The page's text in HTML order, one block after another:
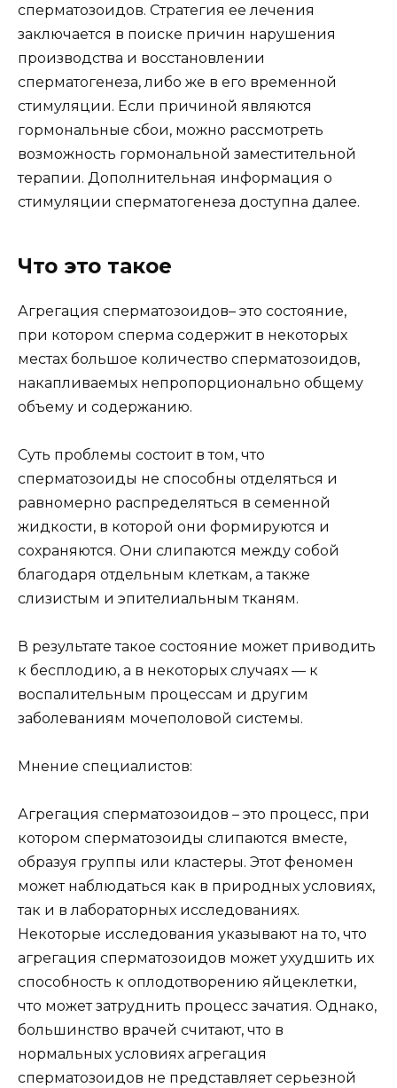
сперматозоидов. Стратегия ее лечения
заключается в поиске причин нарушения
производства и восстановлении
сперматогенеза, либо же в его временной
стимуляции. Если причиной являются
гормональные сбои, можно рассмотреть
возможность гормональной заместительной
терапии. Дополнительная информация о
стимуляции сперматогенеза доступна далее.
Что это такое
Агрегация сперматозоидов– это состояние,
при котором сперма содержит в некоторых
местах большое количество сперматозоидов,
накапливаемых непропорционально общему
объему и содержанию.
Суть проблемы состоит в том, что
сперматозоиды не способны отделяться и
равномерно распределяться в семенной
жидкости, в которой они формируются и
сохраняются. Они слипаются между собой
благодаря отдельным клеткам, а также
слизистым и эпителиальным тканям.
В результате такое состояние может приводить
к бесплодию, а в некоторых случаях — к
воспалительным процессам и другим
заболеваниям мочеполовой системы.
Мнение специалистов:
Агрегация сперматозоидов – это процесс, при
котором сперматозоиды слипаются вместе,
образуя группы или кластеры. Этот феномен
может наблюдаться как в природных условиях,
так и в лабораторных исследованиях.
Некоторые исследования указывают на то, что
агрегация сперматозоидов может ухудшить их
способность к оплодотворению яйцеклетки,
что может затруднить процесс зачатия. Однако,
большинство врачей считают, что в
нормальных условиях агрегация
сперматозоидов не представляет серьезной